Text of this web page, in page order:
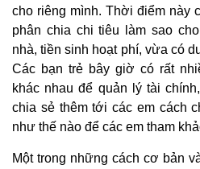
cho riêng mình. Thời điểm này
phân chia chi tiêu làm sao
nhà, tiền sinh hoạt phí, vừa có
Các bạn trẻ bây giờ có rất
khác nhau để quản lý tài
chia sẻ thêm tới các em cách
như thế nào để các em tham
Một trong những cách cơ bản